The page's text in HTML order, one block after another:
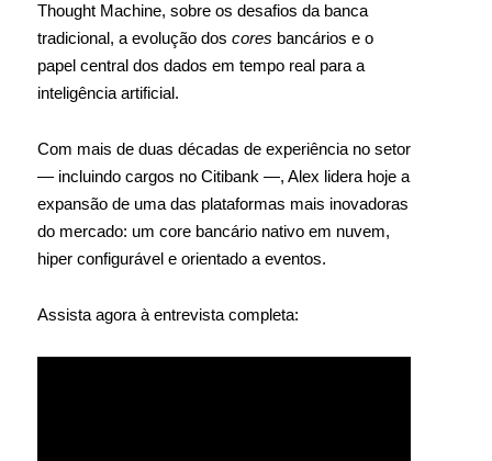
Thought Machine, sobre os desafios da banca
tradicional, a evolução dos cores bancários e o
papel central dos dados em tempo real para a
inteligência artificial.
Com mais de duas décadas de experiência no setor
— incluindo cargos no Citibank —, Alex lidera hoje a
expansão de uma das plataformas mais inovadoras
do mercado: um core bancário nativo em nuvem,
hiper configurável e orientado a eventos.
Assista agora à entrevista completa: